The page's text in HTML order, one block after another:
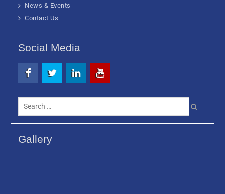
News & Events
Contact Us
Social Media
Search
for:
Gallery